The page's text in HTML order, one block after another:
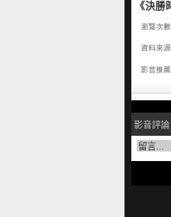
《決
瀏覽次數
資料來源
影音推薦
影音評論